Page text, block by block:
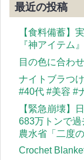
最近の投稿
【食料備蓄】
『神アイテム
目の色に合わ
ナイトブラつ
#40代 #美容 #
【緊急崩壊】
683万トンで過
農水省「二度の
Crochet